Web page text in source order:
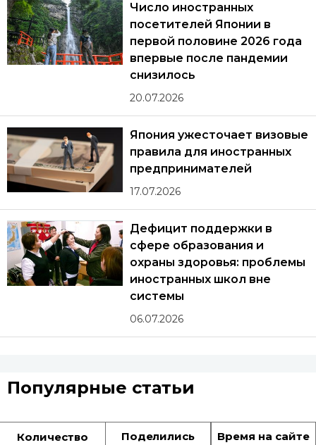
Число иностранных
посетителей Японии в
первой половине 2026 года
впервые после пандемии
снизилось
20.07.2026
Япония ужесточает визовые
правила для иностранных
предпринимателей
17.07.2026
Дефицит поддержки в
сфере образования и
охраны здоровья: проблемы
иностранных школ вне
системы
06.07.2026
Популярные статьи
Количество
Поделились Время на сайте